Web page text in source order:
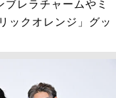
ブレラチャームやミ
ックオレンジ」グッ